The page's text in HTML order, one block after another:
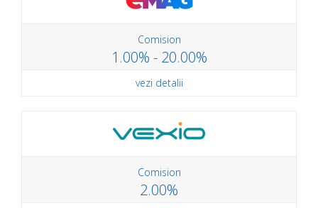
Comision
1.00% - 20.00%
vezi detalii
Comision
2.00%